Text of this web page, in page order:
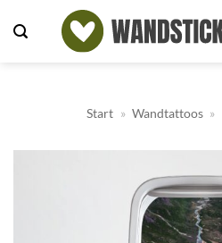
Inhalt
Start » Wandtattoos »